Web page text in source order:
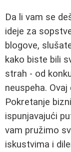
Da li vam se
ideje za
blogove,
kako biste bili
strah - od
neuspeha.
Pokretanje
ispunjavajući
vam pružimo
iskustvima i